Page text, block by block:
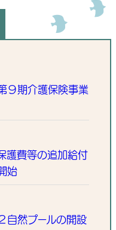
９期介護保険事業
護費等の追加給付
始
然プールの開設